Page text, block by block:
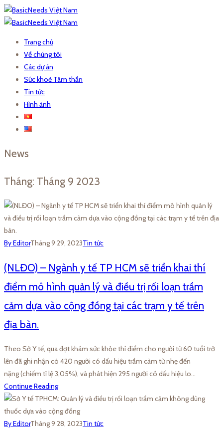
Trang chủ
Về chúng tôi
Các dự án
Sức khoẻ Tâm thần
Tin tức
Hình ảnh
News
Tháng: Tháng 9 2023
By EditorTháng 9 29, 2023Tin tức
(NLĐO) – Ngành y tế TP HCM sẽ triển khai thí
điểm mô hình quản lý và điều trị rối loạn trầm
cảm dựa vào cộng đồng tại các trạm y tế trên
địa bàn.
Theo Sở Y tế, qua đợt khám sức khỏe thí điểm cho người từ 60 tuổi trở
lên đã ghi nhận có 420 người có dấu hiệu trầm cảm từ nhẹ đến
nặng (chiếm tỉ lệ 3,05%), và phát hiện 295 người có dấu hiệu lo…
Continue Reading
By EditorTháng 9 28, 2023Tin tức